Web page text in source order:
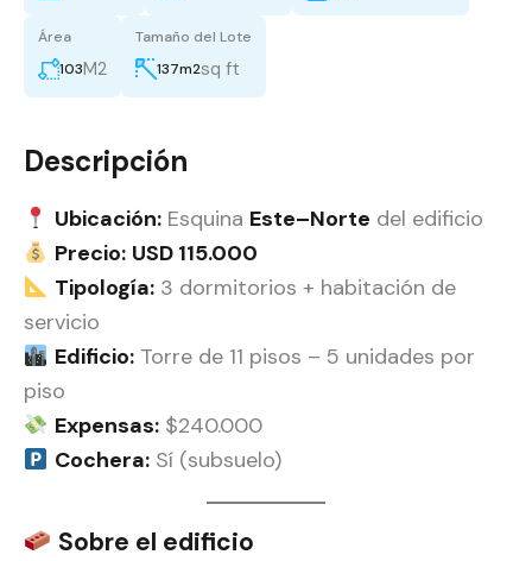
Área
103M2
Tamaño del Lote
137m2sq ft
Descripción
Ubicación:Esquina Este–Norte del edificio
Precio: USD 115.000
Tipología:3 dormitorios + habitación de
servicio
Edificio:Torre de 11 pisos – 5 unidades por
piso
Expensas:$240.000
Cochera:Sí (subsuelo)
Sobre el edificio